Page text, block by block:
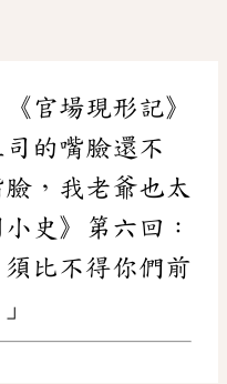
官場現形記》
的嘴臉還不
，我老爺也太
史》第六回：
須比不得你們前